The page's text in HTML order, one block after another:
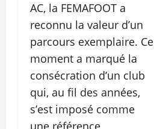
AC, la FEMAFOOT a
reconnu la valeur d’un
parcours exemplaire. Ce
moment a marqué la
consécration d’un club
qui, au fil des années,
s’est imposé comme